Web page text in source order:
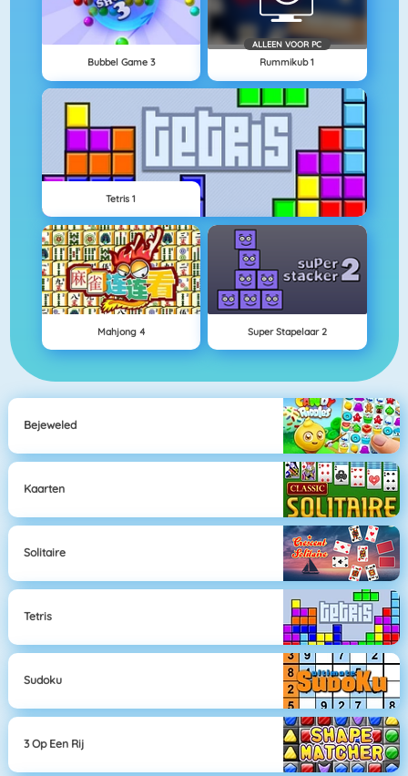
Bubbel Game 3
ALLEEN VOOR PC
Rummikub 1
Tetris 1
Mahjong 4 Super Stapelaar 2
Bejeweled
Kaarten
Solitaire
Tetris
Sudoku
3 Op Een Rij